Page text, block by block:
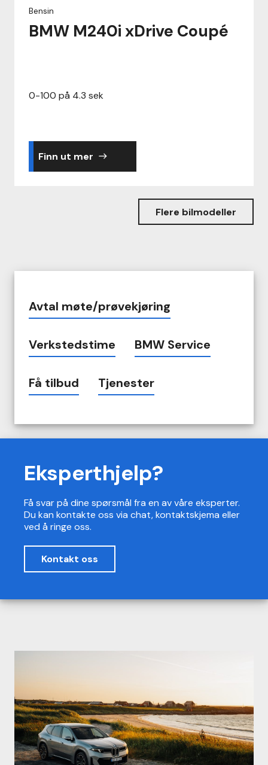
Bensin
BMW M240i xDrive Coupé
0-100 på 4.3 sek
Finn ut mer east
Flere bilmodeller
Avtal møte/prøvekjøring
Verkstedstime BMW Service
Få tilbud Tjenester
Eksperthjelp?
Få svar på dine spørsmål fra en av våre eksperter.
Du kan kontakte oss via chat, kontaktskjema eller
ved å ringe oss.
Kontakt oss